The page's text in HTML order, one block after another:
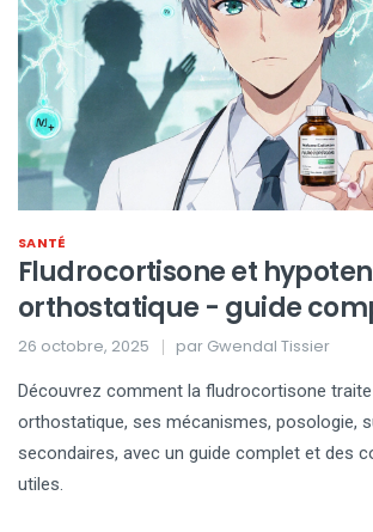
SANTÉ
Fludrocortisone et
orthostatique - guide
26 octobre, 2025 par Gwendal Tissier
Découvrez comment la fludrocortisone
orthostatique, ses mécanismes, posologie,
secondaires, avec un guide complet et des
utiles.